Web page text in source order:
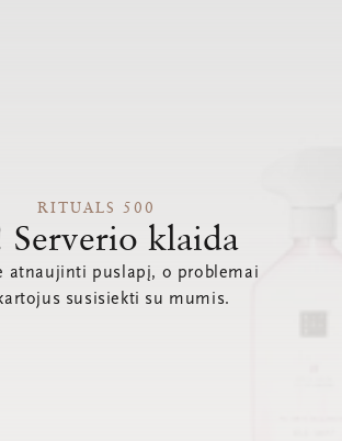
RITUALS 500
Serverio klaida
atnaujinti puslapį, o problemai
susisiekti su mumis.